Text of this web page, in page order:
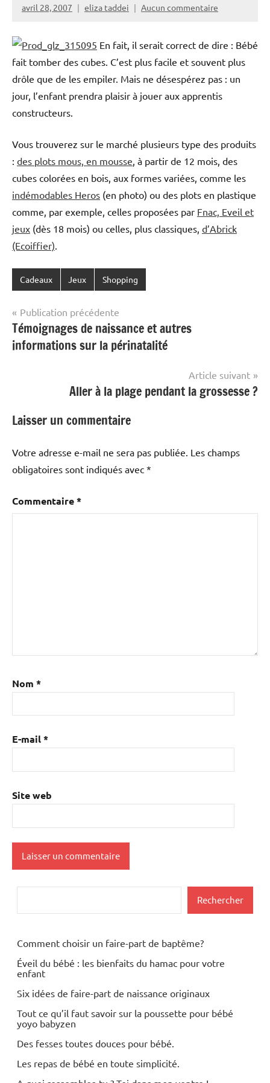
avril 28, 2007 eliza taddei Aucun commentaire
En fait, il serait correct de dire : Bébé
fait tomber des cubes. C’est plus facile et souvent plus
drôle que de les empiler. Mais ne désespérez pas : un
jour, l’enfant prendra plaisir à jouer aux apprentis
constructeurs.
Vous trouverez sur le marché plusieurs type des produits
: des plots mous, en mousse , à partir de 12 mois, des
cubes colorées en bois, aux formes variées, comme les
indémodables Heros (en photo) ou des plots en plastique
comme, par exemple, celles proposées par Fnac, Eveil et
jeux (dès 18 mois) ou celles, plus classiques, d’Abrick
(Ecoiffier)
Cadeaux Jeux Shopping
Navigation
de
l’article
Publication précédente
Témoignages de naissance et autres
informations sur la périnatalité
Article suivant
Aller à la plage pendant la grossesse ?
Laisser un commentaire
Votre adresse e-mail ne sera pas publiée. Les champs
obligatoires sont indiqués avec *
Commentaire*
Nom *
E-mail*
Site web
Rechercher
Comment choisir un faire-part de baptême?
Éveil du bébé : les bienfaits du hamac pour votre
enfant
Six idées de faire-part de naissance originaux
Tout ce qu’il faut savoir sur la poussette pour bébé
yoyo babyzen
Des fesses toutes douces pour bébé.
Les repas de bébé en toute simplicité.